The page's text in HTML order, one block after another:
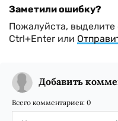
Заметили ошибку?
Пожалуйста,
Ctrl+Enter или
Добавить
Всего комментариев: 0